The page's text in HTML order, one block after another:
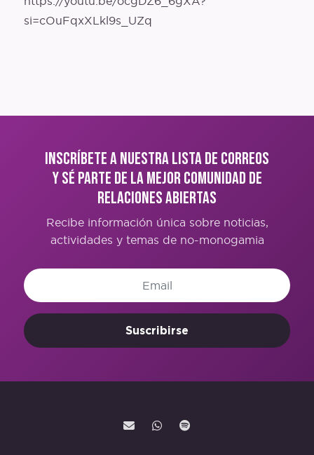
si=cOuFqxXLkl9s_UZq
Inscríbete a nuestra lista de correos
y sé parte de la mejor comunidad de
Relaciones Abiertas
Recibe información única sobre noticias,
actividades y temas de no-monogamia
Suscribirse